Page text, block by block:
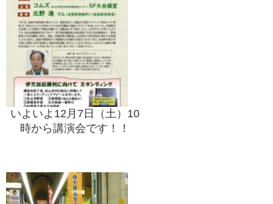
いよいよ12月7日（土）10
時から講演会です！！